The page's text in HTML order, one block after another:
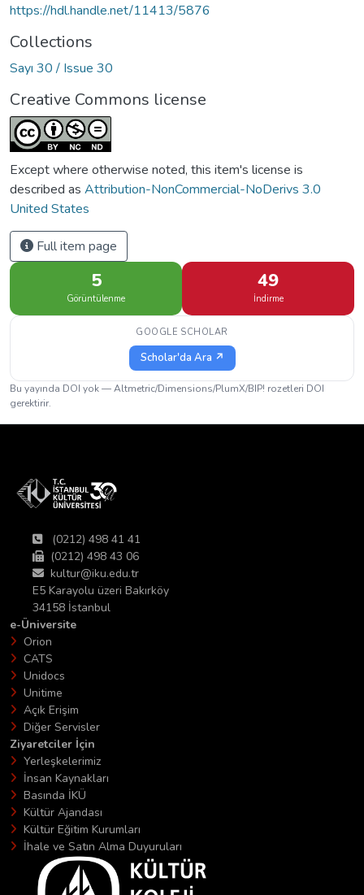
https://hdl.handle.net/11413/5876
Collections
Sayı 30 / Issue 30
Creative Commons license
Except where otherwise noted, this item's license is
described as Attribution-NonCommercial-NoDerivs 3.0
United States
Full item page
5
Görüntülenme
49
İndirme
GOOGLE SCHOLAR
Scholar'da Ara ↗
Bu yayında DOI yok — Altmetric/Dimensions/PlumX/BIP! rozetleri DOI
gerektirir.
(0212) 498 41 41
(0212) 498 43 06
kultur@iku.edu.tr
E5 Karayolu üzeri Bakırköy
34158 İstanbul
e-Üniversite
Orion
CATS
Unidocs
Unitime
Açık Erişim
Diğer Servisler
Ziyaretciler İçin
Yerleşkelerimiz
İnsan Kaynakları
Basında İKÜ
Kültür Ajandası
Kültür Eğitim Kurumları
İhale ve Satın Alma Duyuruları